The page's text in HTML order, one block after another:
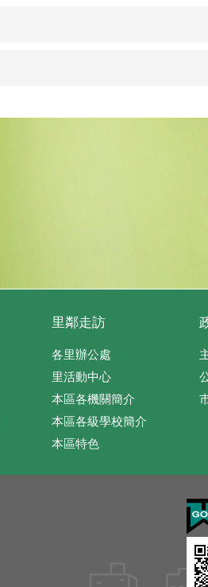
里鄰走訪
各里辦公處
里活動中心
本區各機關簡介
本區各級學校簡介
本區特色